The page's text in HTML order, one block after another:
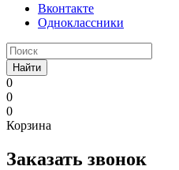
Вконтакте
Одноклассники
Найти
0
0
0
Корзина
Заказать звонок